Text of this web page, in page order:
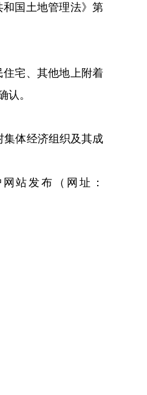
和国土地管理法》第
宅、其他地上附着
认。
集体经济组织及其成
站发布
（网址：